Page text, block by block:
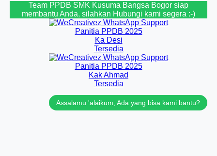
Team PPDB SMK Kusuma Bangsa Bogor siap
membantu Anda, silahkan Hubungi kami segera :-)
Panitia PPDB 2025
Ka Desi
Tersedia
Panitia PPDB 2025
Kak Ahmad
Tersedia
Assalamu 'alaikum, Ada yang bisa kami bantu?